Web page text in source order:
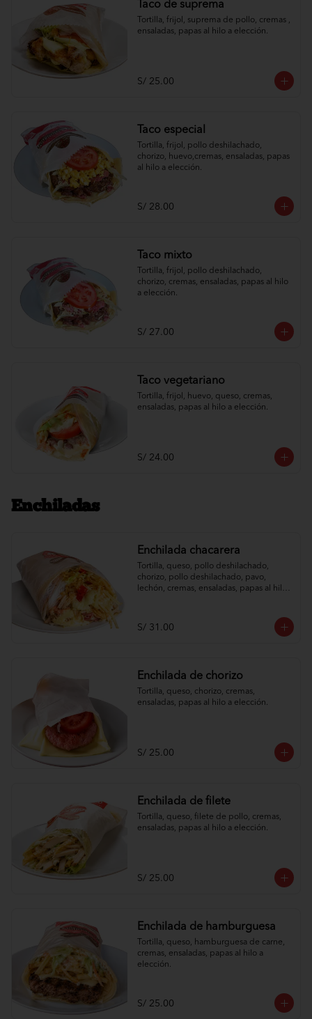
Taco de suprema
Tortilla, frijol, suprema de pollo, cremas ,
ensaladas, papas al hilo a elección.
S/ 25.00
Taco especial
Tortilla, frijol, pollo deshilachado,
chorizo, huevo,cremas, ensaladas, papas
al hilo a elección.
S/ 28.00
Taco mixto
Tortilla, frijol, pollo deshilachado,
chorizo, cremas, ensaladas, papas al hilo
a elección.
S/ 27.00
Taco vegetariano
Tortilla, frijol, huevo, queso, cremas,
ensaladas, papas al hilo a elección.
S/ 24.00
Enchiladas
Enchilada chacarera
Tortilla, queso, pollo deshilachado,
chorizo, pollo deshilachado, pavo,
lechón, cremas, ensaladas, papas al hilo
S/ 31.00
Enchilada de chorizo
Tortilla, queso, chorizo, cremas,
ensaladas, papas al hilo a elección.
S/ 25.00
Enchilada de filete
Tortilla, queso, filete de pollo, cremas,
ensaladas, papas al hilo a elección.
S/ 25.00
Enchilada de hamburguesa
Tortilla, queso, hamburguesa de carne,
cremas, ensaladas, papas al hilo a
elección.
S/ 25.00